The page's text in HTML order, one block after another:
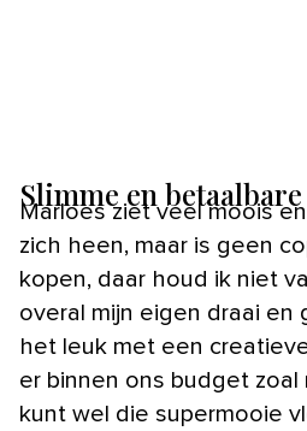
Slimme en
Marloes ziet veel moois
zich heen, maar is geen
kopen, daar houd ik niet
overal mijn eigen draai en
het leuk met een
er binnen ons budget zoal
kunt wel die supermooie